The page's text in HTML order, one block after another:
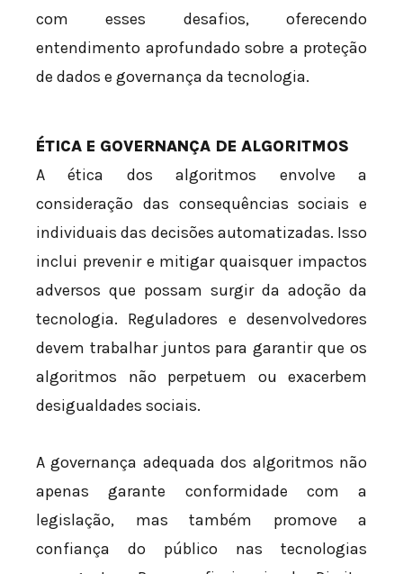
com esses desafios, oferecendo
entendimento aprofundado sobre a proteção
de dados e governança da tecnologia.
ÉTICA E GOVERNANÇA DE ALGORITMOS
A ética dos algoritmos envolve a
consideração das consequências sociais e
individuais das decisões automatizadas. Isso
inclui prevenir e mitigar quaisquer impactos
adversos que possam surgir da adoção da
tecnologia. Reguladores e desenvolvedores
devem trabalhar juntos para garantir que os
algoritmos não perpetuem ou exacerbem
desigualdades sociais.
A governança adequada dos algoritmos não
apenas garante conformidade com a
legislação, mas também promove a
confiança do público nas tecnologias